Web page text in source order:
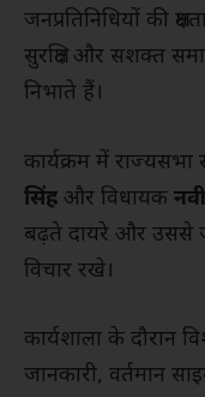
जनप्रतिनिधियों की
सुरक्षित और सशक्त
निभाते हैं।
कार्यक्रम में राज्यसभा
सिंह और विधायक
बढ़ते दायरे और उससे
विचार रखे।
कार्यशाला के दौरान
जानकारी, वर्तमान